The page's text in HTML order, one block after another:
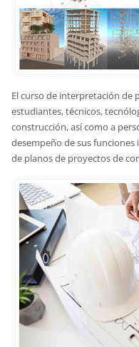
El curso de interpretación de
estudiantes, técnicos,
construcción, así como a
desempeño de sus
de planos de proyectos de